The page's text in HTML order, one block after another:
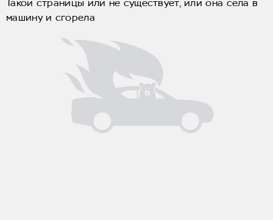
Такой страницы или не существует, или она села в
машину и сгорела